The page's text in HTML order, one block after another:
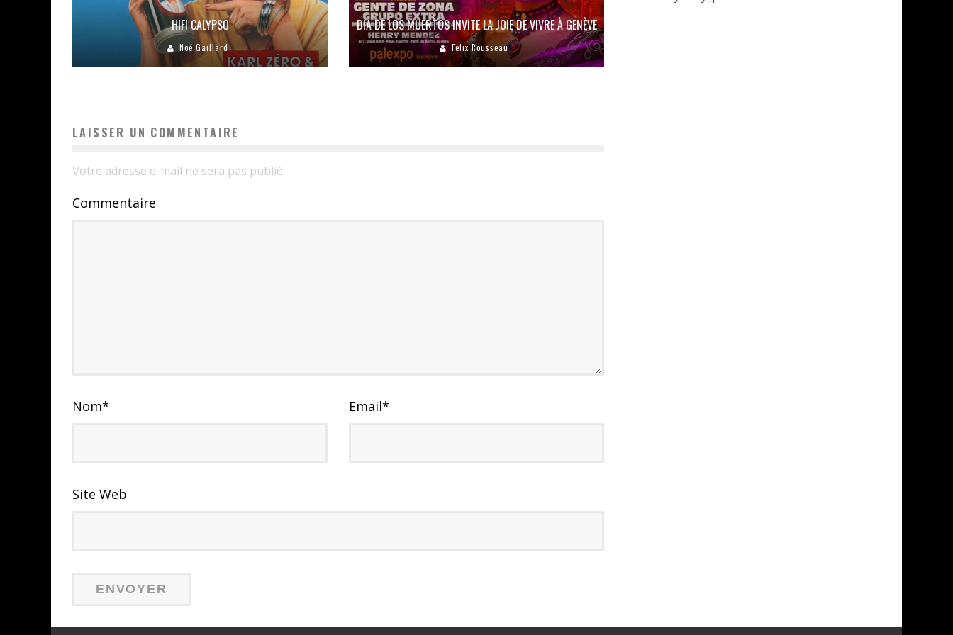
HIFI CALYPSO
Noé Gaillard
DIA DE LOS MUERTOS INVITE LA JOIE DE VIVRE À GENÈVE
Felix Rousseau
LAISSER UN COMMENTAIRE
Votre adresse e-mail ne sera pas publié.
Commentaire
Nom* Email*
Site Web